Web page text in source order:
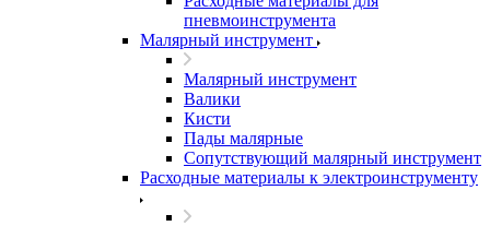
пневмоинструмента
Малярный инструмент
Малярный инструмент
Валики
Кисти
Пады малярные
Сопутствующий малярный инструмент
Расходные материалы к электроинструменту